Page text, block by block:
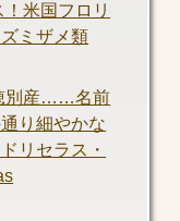
米国フロリ
ミザメ類
別産……名前
り細やかな
リセラス・